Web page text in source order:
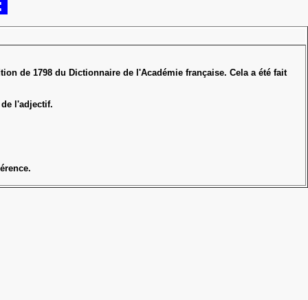
de 1798 du Dictionnaire de l'Académie française. Cela a été fait
l'adjectif.